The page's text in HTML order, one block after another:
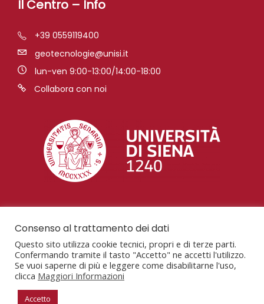
Il Centro – Info
+39 0559119400
geotecnologie@unisi.it
lun-ven 9:00-13:00/14:00-18:00
Collabora con noi
San Giovanni Valdarno, AR, Via Vetri Vecchi, 34,
Consenso al trattamento dei dati
Questo sito utilizza cookie tecnici, propri e di terze parti.
Confermando tramite il tasto "Accetto" ne accetti l'utilizzo.
Se vuoi saperne di più e leggere come disabilitarne l'uso,
clicca Maggiori Informazioni
Accetto